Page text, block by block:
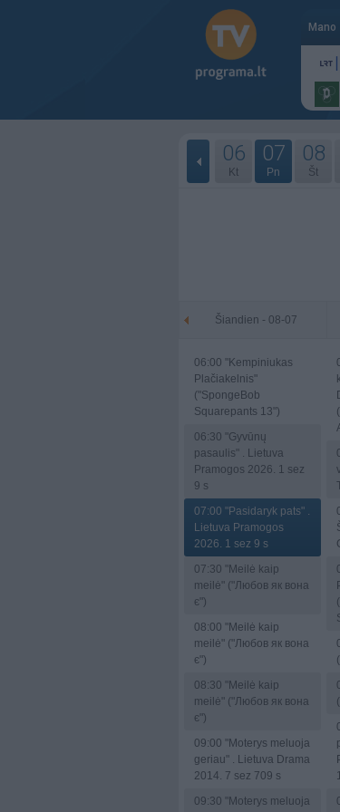
Mano
06
Kt
07
Pn
08
Št
Šiandien - 08-07
06:00 "Kempiniukas
Plačiakelnis"
("SpongeBob
Squarepants 13")
06:30 "Gyvūnų
pasaulis" . Lietuva
Pramogos 2026. 1 sez
9 s
07:00 "Pasidaryk pats" .
Lietuva Pramogos
2026. 1 sez 9 s
07:30 "Meilė kaip
meilė" ("Любов як вона
є")
08:00 "Meilė kaip
meilė" ("Любов як вона
є")
08:30 "Meilė kaip
meilė" ("Любов як вона
є")
09:00 "Moterys meluoja
geriau" . Lietuva Drama
2014. 7 sez 709 s
09:30 "Moterys meluoja